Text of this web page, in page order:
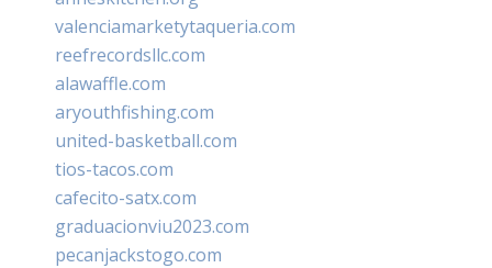
valenciamarketytaqueria.com
reefrecordsllc.com
alawaffle.com
aryouthfishing.com
united-basketball.com
tios-tacos.com
cafecito-satx.com
graduacionviu2023.com
pecanjackstogo.com